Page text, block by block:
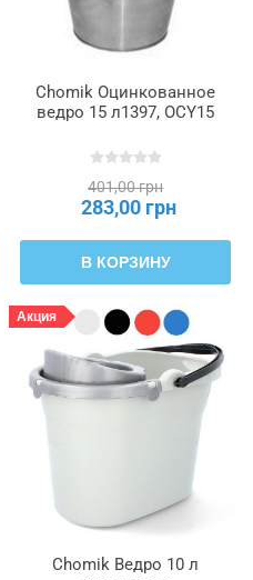
Chomik Оцинкованное
ведро 15 л1397, OCY15
401,00 грн
283,00 грн
В КОРЗИНУ
Акция
Chomik Ведро 10 л